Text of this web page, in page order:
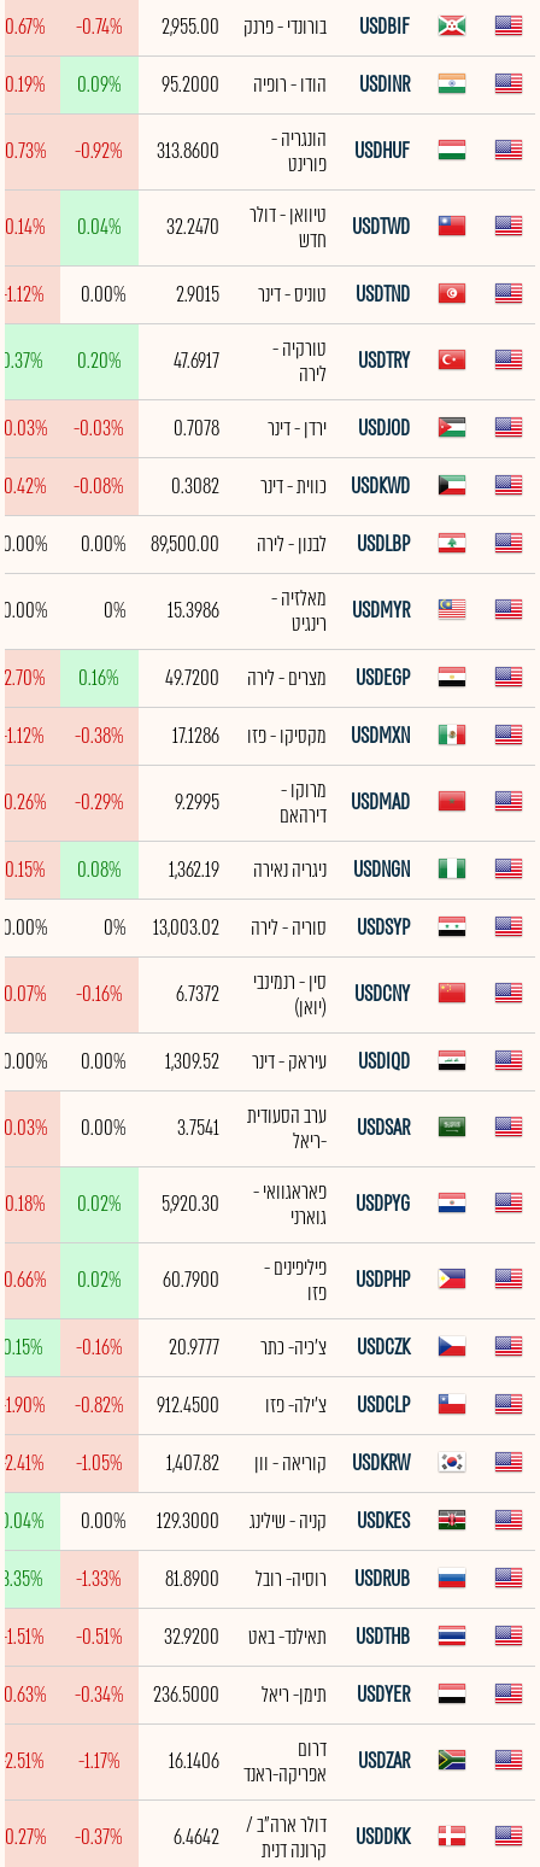
USDBIF בורונדי - פרנק 2,955.00
-0.74%
-0.67%
USDINR
הודו - רופיה 95.2000
0.09%
-0.19%
USDHUF
הונגריה -
פורינט
313.8600
-0.92%
USDTWD
טיוואן - דולר
חדש
32.2470
0.04%
-0.14%
USDTND טוניס - דינר 2.9015
0.00%
-1.12%
USDTRY
טורקיה -
לירה
47.6917
0.20%
0.37%
USDJOD ירדן - דינר 0.7078
-0.03%
USDKWD
כווית - דינר 0.3082
-0.08%
USDLBP
לבנון - לירה 89,500.00
0.00%
0.00%
USDMYR
מאלזיה -
רינגיט
15.3986
0%
0.00%
USDEGP מצרים - לירה 49.7200
0.16%
-2.70%
USDMXN
מקסיקו - פזו 17.1286
-0.38%
-1.12%
USDMAD
מרוקו -
דירהאם
9.2995
-0.29%
USDNGN ניגריה נאירה 1,362.19
0.08%
-0.15%
USDSYP
סוריה - לירה 13,003.02
0%
0.00%
USDCNY
סין - רנמינבי
(יואן)
6.7372
-0.16%
USDIQD עיראק - דינר 1,309.52
0.00%
0.00%
USDSAR
ערב הסעודית
-ריאל
3.7541
0.00%
USDPYG
פאראגוואי -
גוארני
5,920.30
0.02%
-0.18%
USDPHP
פיליפינים -
פזו
60.7900
0.02%
USDCZK צ'כיה- כתר 20.9777
-0.16%
0.15%
USDCLP
צ'ילה- פזו 912.4500
-0.82%
-1.90%
USDKRW
קוריאה - וון 1,407.82
-1.05%
-2.41%
USDKES
קניה - שילינג 129.3000
0.00%
0.04%
USDRUB
רוסיה- רובל 81.8900
-1.33%
3.35%
USDTHB
תאילנד- באט 32.9200
-0.51%
-1.51%
USDYER
תימן- ריאל 236.5000
-0.34%
USDZAR
דרום
אפריקה-ראנד
16.1406
-1.17%
-2.51%
USDDKK
דולר ארה"ב /
קרונה דנית
6.4642
-0.37%